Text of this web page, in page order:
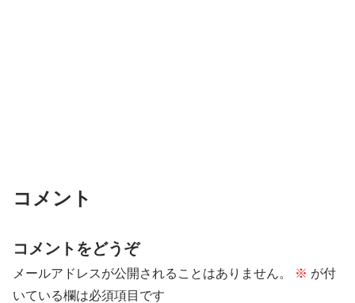
コメント
コメントをどうぞ
メールアドレスが公開されることはありません。 ※ が付
いている欄は必須項目です